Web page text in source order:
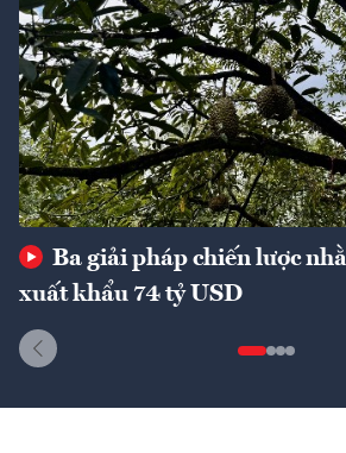
Ba giải pháp chiến lược
xuất khẩu 74 tỷ USD